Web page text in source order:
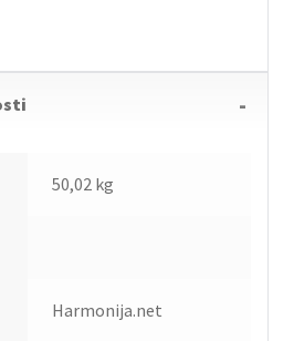
50,02 kg
Harmonija.net